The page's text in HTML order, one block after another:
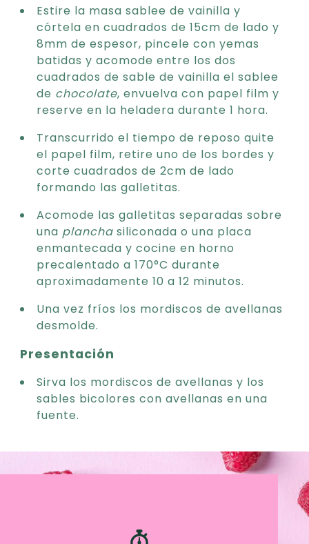
Estire la masa sablee de vainilla y
córtela en cuadrados de 15cm de lado y
8mm de espesor, pincele con yemas
batidas y acomode entre los dos
cuadrados de sable de vainilla el sablee
de chocolate, envuelva con papel film y
reserve en la heladera durante 1 hora.
Transcurrido el tiempo de reposo quite
el papel film, retire uno de los bordes y
corte cuadrados de 2cm de lado
formando las galletitas.
Acomode las galletitas separadas sobre
una plancha siliconada o una placa
enmantecada y cocine en horno
precalentado a 170°C durante
aproximadamente 10 a 12 minutos.
Una vez fríos los mordiscos de avellanas
desmolde.
Presentación
Sirva los mordiscos de avellanas y los
sables bicolores con avellanas en una
fuente.